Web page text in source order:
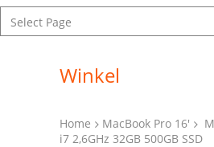
Winkel
Home MacBook Pro 16'
i7 2,6GHz 32GB 500GB SSD